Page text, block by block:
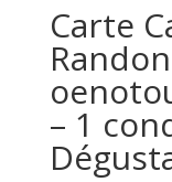
Carte
– 1